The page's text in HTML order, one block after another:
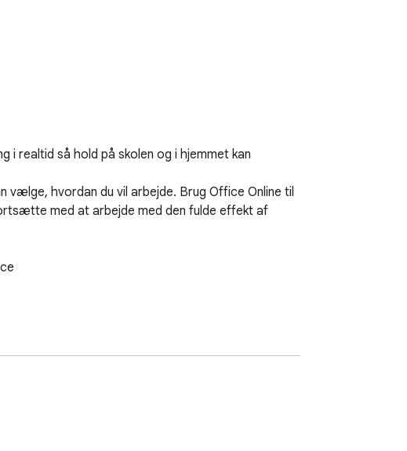
i realtid så hold på skolen og i hjemmet kan
hvordan du vil arbejde. Brug Office Online til
med at arbejde med den fulde effekt af